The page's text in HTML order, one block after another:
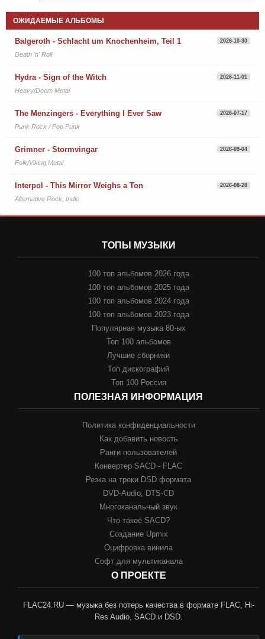
ОЖИДАЕМЫЕ АЛЬБОМЫ
Balgeroth - Schlacht um Knochenheim, Teil 1 2026-10-30
Death 'n' Roll
Hydra - Sign of the Witch 2026-11-01
Heavy/Doom Metal
The Menzingers - Everything I Ever Saw 2026-07-17
Punk Rock / Pop Punk
Grimner - Stormvingar 2026-09-04
Folk/Viking Metal
Interpol - This Mirror Weighs a Ton 2026-08-28
Alternative Rock, Indie
ТОПЫ МУЗЫКИ
100 топ альбомов 2026 года
100 топ альбомов 2025 года
100 топ альбомов 2024 года
100 топ альбомов 2023 года
Популярная музыка 80-ых
Топ 100 альбомов
Лучшие сборники
Топ дискографий
Топ 100 Россия
ПОЛЕЗНАЯ ИНФОРМАЦИЯ
Политика конфиденциальности
Как добавить новость
Ранги пользователей
Конвертер SACD - FLAC
Резка на треки DSD формата
DVD-Audio, DTS-CD
Многоканальный звук
Что такое SACD?
Создание Upmix
Оцифровка винила
Софт для мультиканала
О ПРОЕКТЕ
FLAC24.RU — музыка без потерь качества в формате FLAC, Hi-
Res Audio, SACD и DSD.